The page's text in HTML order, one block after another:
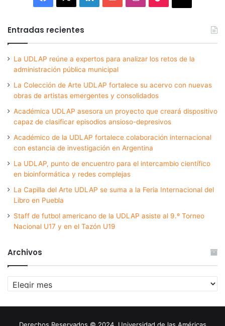
Entradas recientes
La UDLAP reúne a expertos para analizar los retos de la
administración pública municipal
La Colección de Arte UDLAP fortalece su acervo con nuevas
obras de artistas emergentes y consolidados
Académica UDLAP asesora un proyecto que creará dispositivo
capaz de clasificar episodios ansioso-depresivos
Académico de la UDLAP fortalece colaboración internacional
con estancia de investigación en Argentina
La UDLAP, punto de encuentro para el intercambio científico
en bioinformática y redes complejas
La Capilla del Arte UDLAP se suma a la Feria Internacional del
Libro en Puebla
Staff de futbol americano de la UDLAP asiste al 9.º Torneo
Nacional U17 y en el Tazón U19
Archivos
Archivos